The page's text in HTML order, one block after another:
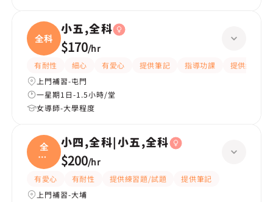
全科
小五,全科
$170/hr
有耐性 細心 有愛心 提供筆記 指導功課
提供練習題
上門補習-屯門
一星期1日-1.5小時/堂
女導師-大學程度
全
科|
小五
小四,全科|小五,全科
$200/hr
有愛心 有耐性 提供練習題/試題
提供筆記
上門補習-大埔